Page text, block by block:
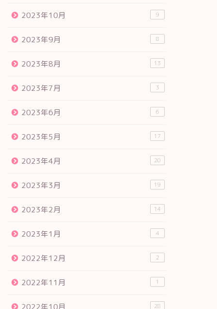
2023年10月 9
2023年9月 8
2023年8月 13
2023年7月 3
2023年6月 6
2023年5月 17
2023年4月 20
2023年3月 19
2023年2月 14
2023年1月 4
2022年12月 2
2022年11月 1
28